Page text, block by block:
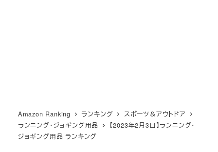
Amazon Ranking ランキング
スポーツ＆アウトドア
ランニング・ジョギング用品
【2023年2月3日】ランニング・
ジョギング用品 ランキング